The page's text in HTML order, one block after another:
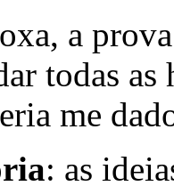
a
todas
me
: as